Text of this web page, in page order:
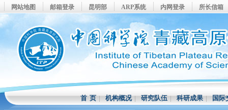
网站地图 邮箱登录 昆明部 ARP系统 内网登录 所长信箱
首 页|机构概况|研究队伍|科研成果|国际